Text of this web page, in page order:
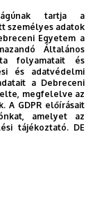
tartja a
személyes adatok
Egyetem a
Általános
folyamatait és
és adatvédelmi
a Debreceni
megfelelve az
A GDPR előírásait
amelyet az
tájékoztató. DE